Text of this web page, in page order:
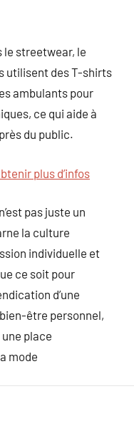
le streetwear, le
utilisent des T-shirts
ambulants pour
ce qui aide à
du public.
plus d’infos
pas juste un
la culture
individuelle et
ce soit pour
d’une
être personnel,
place
mode